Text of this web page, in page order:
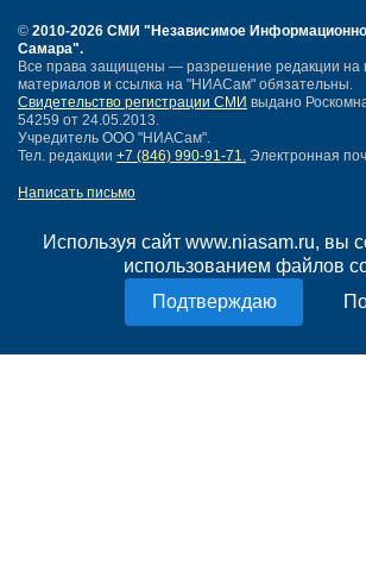
Используя сайт www.niasam.ru, вы
использованием файлов
© 2010-2026 СМИ "Независимое
Самара".
Все права защищены — разрешение редакции на
материалов и ссылка на "НИАСам" обязательны.
Свидетельство регистрации СМИ выдано
54259 от 24.05.2013.
Учредитель ООО "НИАСам".
Тел. редакции +7 (846) 990-91-71. Электронная
Написать письмо
Нашли ошибку?
Политика конфиденциальности